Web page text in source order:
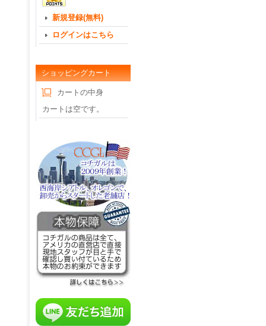
新規登録(無料)
ログインはこちら
ショッピングカート
カートの中身
カートは空です。